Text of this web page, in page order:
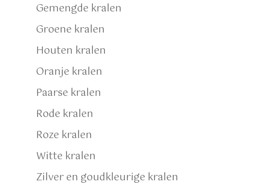
Gemengde kralen
Groene kralen
Houten kralen
Oranje kralen
Paarse kralen
Rode kralen
Roze kralen
Witte kralen
Zilver en goudkleurige kralen